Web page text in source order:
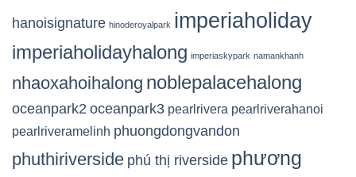
hanoisignature hinoderoyalpark imperiaholiday
imperiaholidayhalong imperiaskypark namankhanh
nhaoxahoihalong noblepalacehalong
oceanpark2 oceanpark3 pearlrivera pearlriverahanoi
pearlriveramelinh phuongdongvandon
phuthiriverside phú thị riverside phương